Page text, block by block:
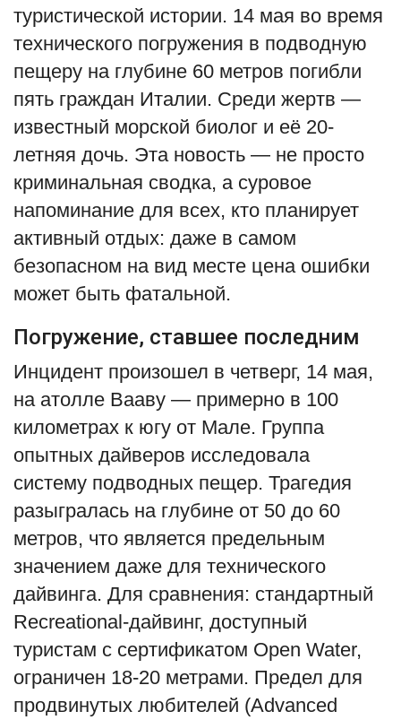
Россия
Язык
Русский
туристической истории. 14 мая во время
технического погружения в подводную
пещеру на глубине 60 метров погибли
пять граждан Италии. Среди жертв —
известный морской биолог и её 20-
летняя дочь. Эта новость — не просто
криминальная сводка, а суровое
напоминание для всех, кто планирует
активный отдых: даже в самом
безопасном на вид месте цена ошибки
может быть фатальной.
Погружение, ставшее последним
Инцидент произошел в четверг, 14 мая,
на атолле Вааву — примерно в 100
километрах к югу от Мале. Группа
опытных дайверов исследовала
систему подводных пещер. Трагедия
разыгралась на глубине от 50 до 60
метров, что является предельным
значением даже для технического
дайвинга. Для сравнения: стандартный
Recreational-дайвинг, доступный
туристам с сертификатом Open Water,
ограничен 18-20 метрами. Предел для
продвинутых любителей (Advanced